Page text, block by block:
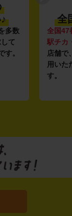
多数
て
す。
全
全国47
駅チカ
店舗で
用いた
す。